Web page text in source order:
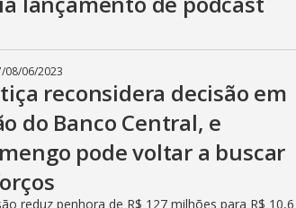
/08/06/2023
reconsidera decisão em
do Banco Central, e
pode voltar a buscar
reduz penhora de R$ 127 milhões para R$ 10,6